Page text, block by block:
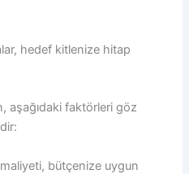
hedef kitlenize hitap
aşağıdaki faktörleri göz
bütçenize uygun